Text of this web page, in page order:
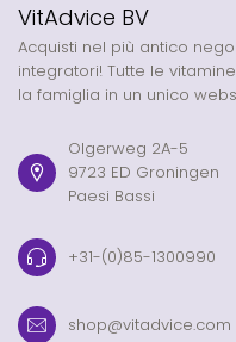
VitAdvice BV
Acquisti nel più antico
integratori! Tutte le
la famiglia in un unico
Olgerweg 2A-5
9723 ED Groningen
Paesi Bassi
+31-(0)85-1300990
shop@vitadvice.com